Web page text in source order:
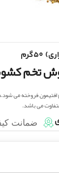
تخم
افتیمون فروخته می
می باشد.
ضمانت